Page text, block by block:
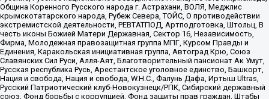
Община Коренного Русского народа г. Астрахани, ВОЛЯ, Меджлис
крымскотатарского народа, Рубеж Севера, ТОЙС, О противодействии
экстремистской деятельности, РЕВТАТПОД, Артподготовка, Штольц, В
честь иконы Божией Матери Державная, Сектор 16, Независимость,
Фирма, Молодежная правозащитная группа МПГ, Курсом Правды и
Единения, Каракольская инициативная группа, Автоград Крю, Союз
Славянских Сил Руси, Алля-Аят, Благотворительный пансионат Ак Умут,
Русская республика Русь, Арестантское уголовное единство, Башкорт,
Нация и свобода, Нация и свобода, W.H.С., Фалунь Дафа, Иртыш Ultras,
Русский Патриотический клуб-Новокузнецк/РПК, Сибирский державный
союз, Фонд борьбы с коррупцией, Фонд защиты прав граждан, Штабы